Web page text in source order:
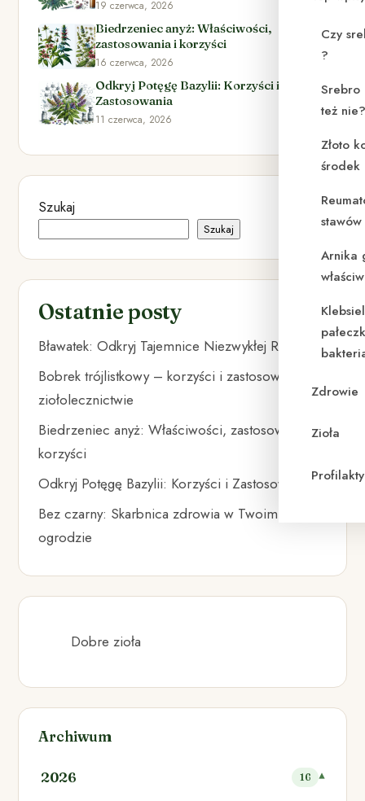
Czy
?
też
Złoto
środek
Arnika
Zdrowie
Zioła
19 czerwca, 2026
Biedrzeniec anyż: Właściwości,
zastosowania i korzyści
16 czerwca, 2026
Odkryj Potęgę Bazylii: Korzyści i
Zastosowania
11 czerwca, 2026
Szukaj
Szukaj
Ostatnie posty
Bławatek: Odkryj Tajemnice Niezwykłej Rośliny
Bobrek trójlistkowy – korzyści i zastosowanie w
ziołolecznictwie
Biedrzeniec anyż: Właściwości, zastosowania i
korzyści
Odkryj Potęgę Bazylii: Korzyści i Zastosowania
Bez czarny: Skarbnica zdrowia w Twoim
ogrodzie
Dobre zioła
Archiwum
2026 16